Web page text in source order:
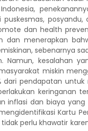
posyandu,
dan health
dan menerapkan
sebenarnya
Namun, kesalahan
miskin
pendapatan untuk
keringanan
inflasi dan biaya yang
Kartu
perlu khawatir